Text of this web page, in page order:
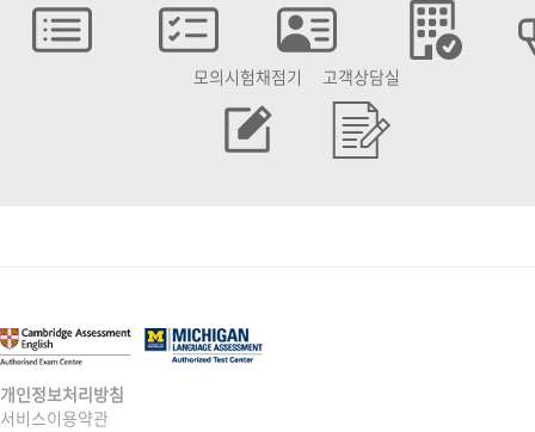
모의시험채점기 고객상담실
개인정보처리방침
서비스이용약관